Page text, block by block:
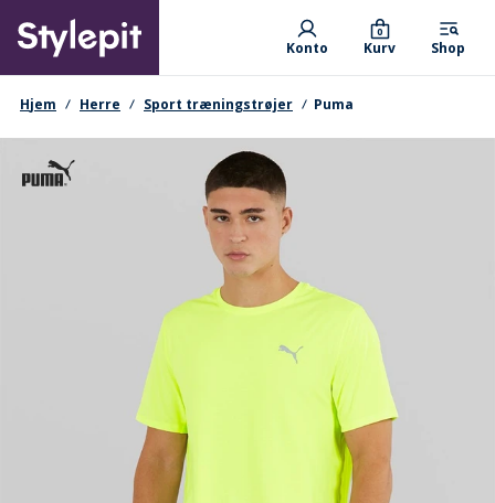
main
content
Primary departments
Konto Kurv
0
Shop
navigationssti
Hjem Herre Sport træningstrøjer Puma